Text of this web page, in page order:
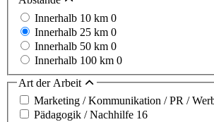
Innerhalb 10 km 0
Innerhalb 25 km 0
Innerhalb 50 km 0
Innerhalb 100 km 0
Art der Arbeit
Marketing / Kommunikation / PR /
Pädagogik / Nachhilfe 16